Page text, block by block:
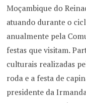
Moçambique do
atuando durante o
anualmente pela
festas que visitam.
culturais realizadas
roda e a festa de
presidente da